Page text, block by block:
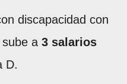
discapacidad con
a 3 salarios
D.